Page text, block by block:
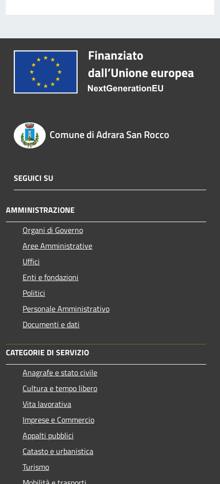
Comune di Adrara San Rocco
SEGUICI SU
AMMINISTRAZIONE
Organi di Governo
Aree Amministrative
Uffici
Enti e fondazioni
Politici
Personale Amministrativo
Documenti e dati
CATEGORIE DI SERVIZIO
Anagrafe e stato civile
Cultura e tempo libero
Vita lavorativa
Imprese e Commercio
Appalti pubblici
Catasto e urbanistica
Turismo